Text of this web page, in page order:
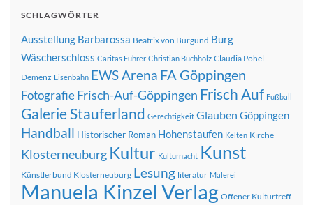
SCHLAGWÖRTER
Ausstellung Barbarossa Beatrix von Burgund Burg
Wäscherschloss Caritas Führer Christian Buchholz Claudia Pohel
Demenz Eisenbahn EWS Arena FA Göppingen
FotografieFrisch-Auf-Göppingen Frisch Auf Fußball
Galerie Stauferland Gerechtigkeit Glauben Göppingen
Handball Historischer Roman Hohenstaufen Kelten Kirche
Klosterneuburg Kultur Kulturnacht Kunst
Künstlerbund Klosterneuburg Lesung literatur Malerei
Manuela Kinzel Verlag Offener Kulturtreff